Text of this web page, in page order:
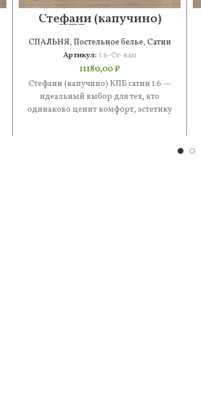
Стефани (капучино)
КПБ сатин 1.6
СПАЛЬНЯ, Постельное белье, Сатин
Артикул: 1.6-Ст-кап
11180,00₽
Стефани (капучино) КПБ сатин 1.6 —
идеальный выбор для тех, кто
одинаково ценит комфорт, эстетику